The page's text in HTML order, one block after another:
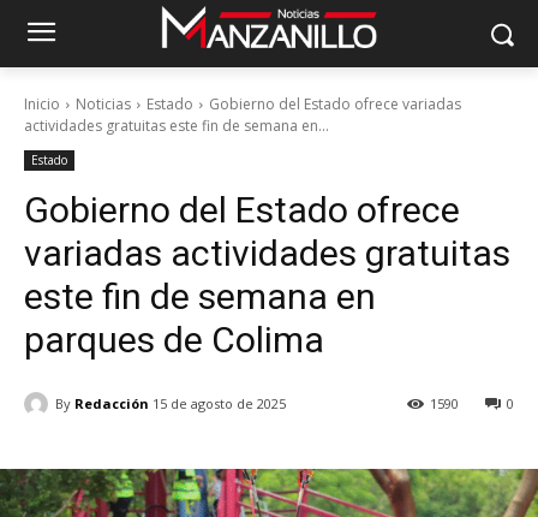
Inicio Noticias Estado
Gobierno del Estado ofrece variadas
actividades gratuitas este fin de semana en...
Estado
Gobierno del Estado ofrece
variadas actividades gratuitas
este fin de semana en
parques de Colima
By Redacción 15 de agosto de 2025 0
1590